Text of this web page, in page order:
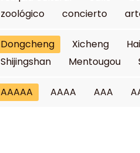
zoológico
concierto
Dongcheng Xicheng
Shijingshan
Mentougou
AAAAA AAAA AAA